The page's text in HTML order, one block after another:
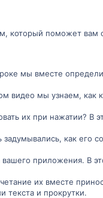
который поможет вам
мы вместе
видео мы узнаем, как
их при нажатии? В
как его
приложения. В
их вместе
текста и прокрутки.